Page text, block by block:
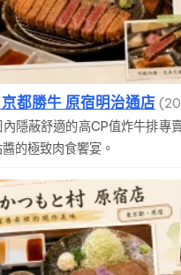
都勝牛 原宿明治通店
內隱蔽舒適的高CP值炸牛排專
的極致肉食饗宴。